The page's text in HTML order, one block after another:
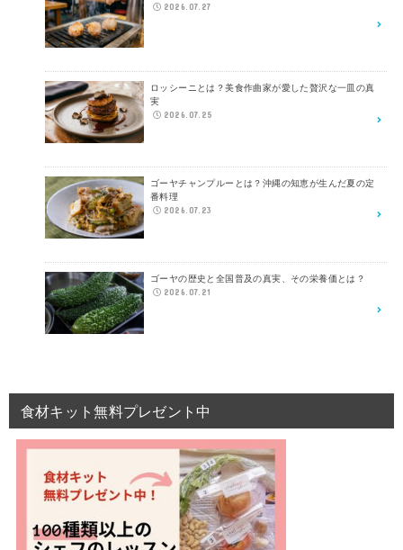
2026.07.27
ロッシーニとは？美食作曲家が愛した贅沢な一皿の真
実
2026.07.25
ゴーヤチャンプルーとは？沖縄の知恵が生んだ夏の定
番料理
2026.07.23
ゴーヤの歴史と全国普及の真実、その栄養価とは？
2026.07.21
食材キット無料プレゼント中